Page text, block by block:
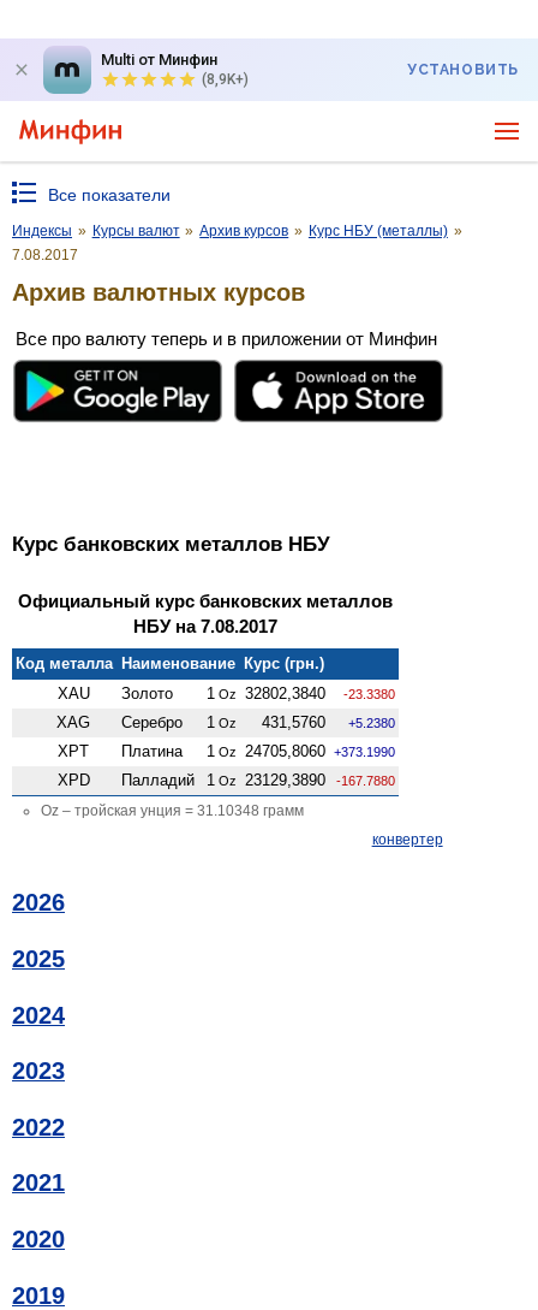
Multi от Минфин
(8,9K+)
УСТАНОВИТЬ
Все показатели
Индексы » Курсы валют » Архив курсов » Курс НБУ (металлы) »
7.08.2017
Архив валютных курсов
Все про валюту теперь и в приложении от Минфин
Курс банковских металлов НБУ
Официальный курс банковских металлов
НБУ на 7.08.2017
Код металла Наименование Курс (грн.)
XAU
Золото 1 Oz 32802,3840 -23.3380
XAG Серебро 1 Oz 431,5760 +5.2380
XPT Платина 1 Oz 24705,8060 +373.1990
XPD Палладий 1 Oz 23129,3890 -167.7880
Oz – тройская унция = 31.10348 грамм
конвертер
2026
2025
2024
2023
2022
2021
2020
2019